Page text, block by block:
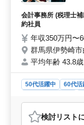
験が1年以上あれ
＞ 群馬県高崎市上
で、車通勤も可能
躍中で、長期間働
食事の盛りつけ、
場環境が整ってい
す。
給
と
成
迎
会計事務所 (税理士
約社員
年収350万円〜
群馬県伊勢崎
平均年齢 43.8
50代活躍中 60代活
おすすめポイン
検討リスト